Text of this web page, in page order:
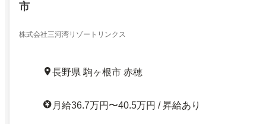
市
株式会社三河湾リゾートリンクス
長野県 駒ヶ根市 赤穂
月給36.7万円〜40.5万円 / 昇給あり